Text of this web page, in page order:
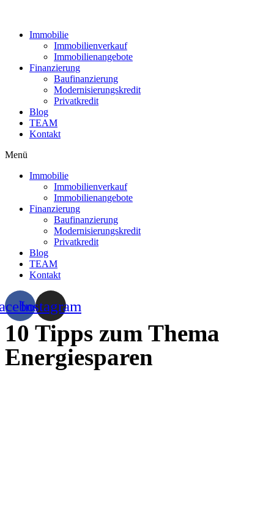
Immobilie
Immobilienverkauf
Immobilienangebote
Finanzierung
Baufinanzierung
Modernisierungskredit
Privatkredit
Blog
TEAM
Kontakt
Menü
Immobilie
Immobilienverkauf
Immobilienangebote
Finanzierung
Baufinanzierung
Modernisierungskredit
Privatkredit
Blog
TEAM
Kontakt
Instagram
10 Tipps zum Thema
Energiesparen